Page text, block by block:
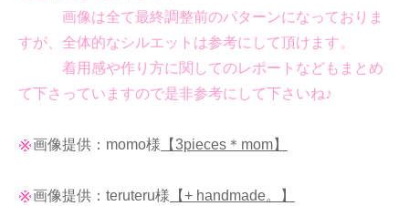
画像は全て最終調整前のパターンになっておりま
すが、全体的なシルエットは参考にして頂けます。
着用感や作り方に関してのレポートなどもまとめ
て下さっていますので是非参考にして下さいね♪
画像提供：momo様 【3pieces＊mom】
画像提供：teruteru様 【+ handmade。】